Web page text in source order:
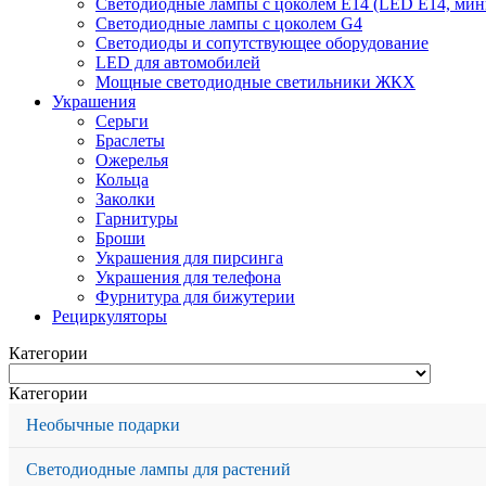
Светодиодные лампы с цоколем G4
Светодиоды и сопутствующее оборудование
LED для автомобилей
Мощные светодиодные светильники ЖКХ
Украшения
Серьги
Браслеты
Ожерелья
Кольца
Заколки
Гарнитуры
Броши
Украшения для пирсинга
Украшения для телефона
Фурнитура для бижутерии
Рециркуляторы
Категории
Категории
Необычные подарки
Светодиодные лампы для растений